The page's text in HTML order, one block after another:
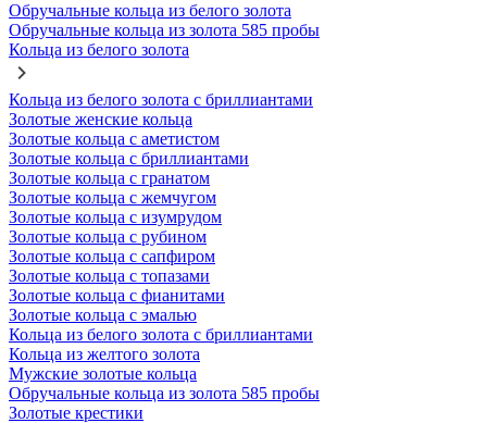
Обручальные кольца из белого золота
Обручальные кольца из золота 585 пробы
Кольца из белого золота
Кольца из белого золота с бриллиантами
Золотые женские кольца
Золотые кольца с аметистом
Золотые кольца с бриллиантами
Золотые кольца с гранатом
Золотые кольца с жемчугом
Золотые кольца с изумрудом
Золотые кольца с рубином
Золотые кольца с сапфиром
Золотые кольца с топазами
Золотые кольца с фианитами
Золотые кольца с эмалью
Кольца из белого золота с бриллиантами
Кольца из желтого золота
Мужские золотые кольца
Обручальные кольца из золота 585 пробы
Золотые крестики